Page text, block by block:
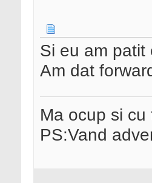
Si eu am patit
Am dat
Ma ocup si
PS:Vand